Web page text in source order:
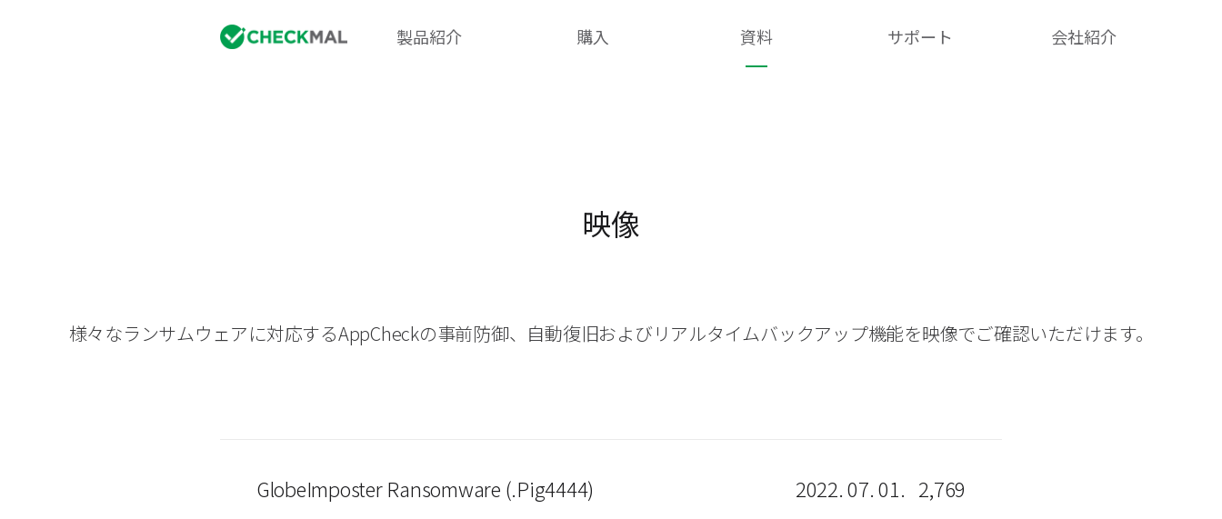
製品紹介 購入 資料 サポート 会社紹介​
映像
様々なランサムウェアに対応するAppCheckの事前防御、自動復旧およびリアルタイムバックアップ機能を映像でご確認いただけます。
GlobeImposter Ransomware (.Pig4444) 2022. 07. 01. 2,769